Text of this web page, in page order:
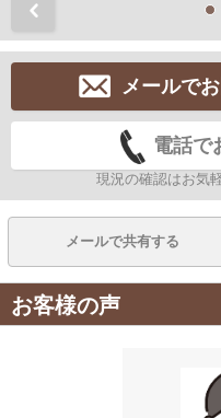
メールで
電話で
現況の確認はお気
メールで共有する
お客様の声